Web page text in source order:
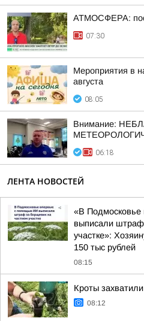
АТМОСФЕРА:
07:30
Мероприятия в
августа
08:05
Внимание:
06:18
ЛЕНТА НОВОСТЕЙ
«В
выписали
участке»:
150 тыс рублей
08:15
Кроты
08:12